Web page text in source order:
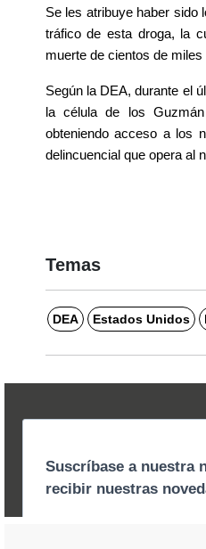
Se les atribuye haber sido
tráfico de esta droga, la
muerte de cientos de
Según la DEA, durante el
la célula de los
obteniendo acceso a los
delincuencial que opera al
Temas
DEA Estados Unidos